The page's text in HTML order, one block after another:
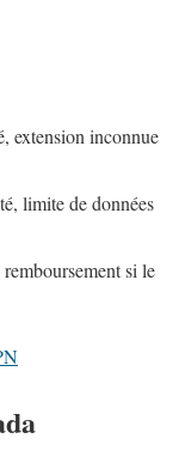
extension inconnue
limite de données
si le